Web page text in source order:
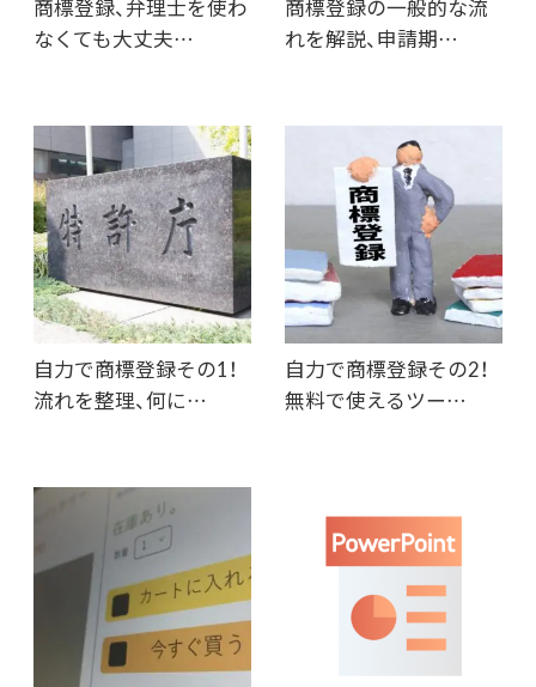
商標登録、弁理士を使わ
なくても大丈夫…
商標登録の一般的な流
れを解説、申請期…
自力で商標登録その1！
流れを整理、何に…
自力で商標登録その2！
無料で使えるツー…